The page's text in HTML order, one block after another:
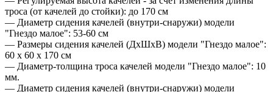
троса (от качелей до стойки): до 170 см
— Диаметр сидения качелей (внутри-снаружи) модели
"Гнездо малое": 53-60 см
— Размеры сидения качелей (ДхШхВ) модели "Гнездо малое":
60 х 60 х 170 см
— Диаметр-толщина троса качелей модели "Гнездо малое": 10
мм.
— Диаметр сидения качелей (внутри-снаружи) модели